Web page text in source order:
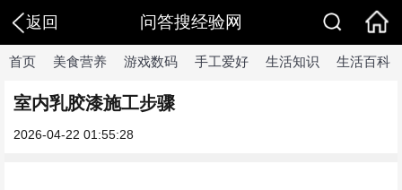
返回 问答搜经验网
首页 美食营养 游戏数码 手工爱好 生活知识 生活百科
室内乳胶漆施工步骤
2026-04-22 01:55:28